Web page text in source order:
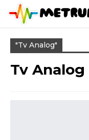
"tv Analog"
Tv Analog